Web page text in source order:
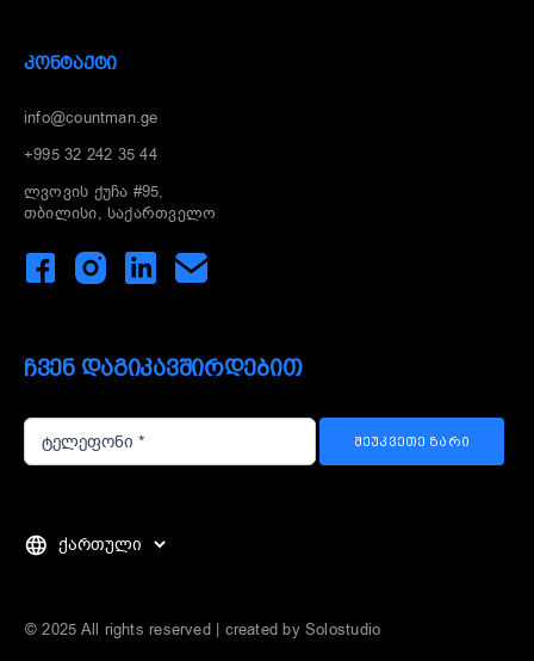
ᲙᲝᲜᲢᲐᲥᲢᲘ
info@countman.ge
+995 32 242 35 44
ლვოვის ქუჩა #95,
თბილისი, საქართველო
ᲩᲕᲔᲜ ᲓᲐᲒᲘᲙᲐᲕᲨᲘᲠᲓᲔᲑᲘᲗ
ᲨᲔᲣᲙᲕᲔᲗᲔ ᲖᲐᲠᲘ
Choose
a
© 2025 All rights reserved | created bySolostudio